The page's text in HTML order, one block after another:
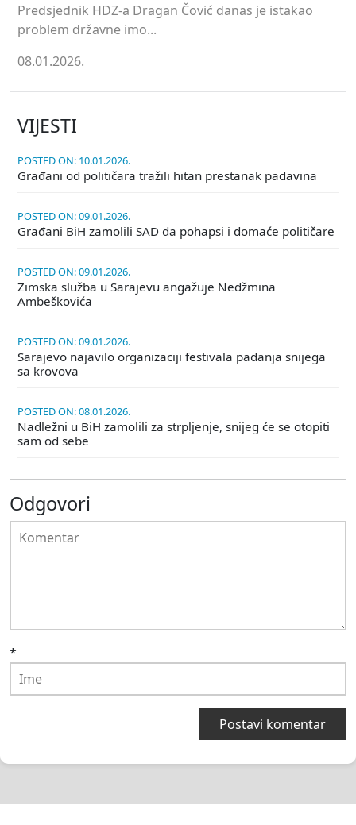
Predsjednik HDZ-a Dragan Čović danas je istakao
problem državne imo...
08.01.2026.
VIJESTI
POSTED ON: 10.01.2026.
Građani od političara tražili hitan prestanak padavina
POSTED ON: 09.01.2026.
Građani BiH zamolili SAD da pohapsi i domaće političare
POSTED ON: 09.01.2026.
Zimska služba u Sarajevu angažuje Nedžmina
Ambeškovića
POSTED ON: 09.01.2026.
Sarajevo najavilo organizaciji festivala padanja snijega
sa krovova
POSTED ON: 08.01.2026.
Nadležni u BiH zamolili za strpljenje, snijeg će se otopiti
sam od sebe
Odgovori
*